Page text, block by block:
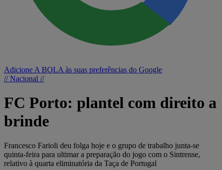
Adicione A BOLA às suas preferências do Google
// Nacional //
FC Porto: plantel com direito a
brinde
Francesco Farioli deu folga hoje e o grupo de trabalho junta-se
quinta-feira para ultimar a preparação do jogo com o Sintrense,
relativo à quarta eliminatória da Taça de Portugal